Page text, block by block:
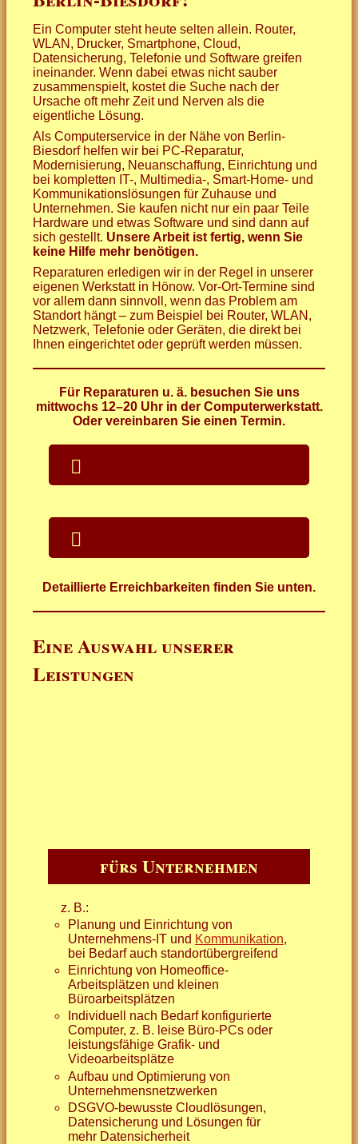
Ein Computer steht heute selten allein. Router,
WLAN, Drucker, Smartphone, Cloud,
Datensicherung, Telefonie und Software greifen
ineinander. Wenn dabei etwas nicht sauber
zusammenspielt, kostet die Suche nach der
Ursache oft mehr Zeit und Nerven als die
eigentliche Lösung.
Als Computerservice in der Nähe von Berlin-
Biesdorf helfen wir bei PC-Reparatur,
Modernisierung, Neuanschaffung, Einrichtung und
bei kompletten IT-, Multimedia-, Smart-Home- und
Kommunikationslösungen für Zuhause und
Unternehmen. Sie kaufen nicht nur ein paar Teile
Hardware und etwas Software und sind dann auf
sich gestellt. Unsere Arbeit ist fertig, wenn Sie
keine Hilfe mehr benötigen.
Reparaturen erledigen wir in der Regel in unserer
eigenen Werkstatt in Hönow. Vor-Ort-Termine sind
vor allem dann sinnvoll, wenn das Problem am
Standort hängt – zum Beispiel bei Router, WLAN,
Netzwerk, Telefonie oder Geräten, die direkt bei
Ihnen eingerichtet oder geprüft werden müssen.
Für Reparaturen u. ä. besuchen Sie uns
mittwochs 12–20 Uhr in der Computerwerkstatt.
Oder vereinbaren Sie einen Termin.
Detaillierte Erreichbarkeiten finden Sie unten.
Eine Auswahl unserer
Leistungen
fürs Unternehmen
z. B.:
Planung und Einrichtung von
Unternehmens-IT und Kommunikation,
bei Bedarf auch standortübergreifend
Einrichtung von Homeoffice-
Arbeitsplätzen und kleinen
Büroarbeitsplätzen
Individuell nach Bedarf konfigurierte
Computer, z. B. leise Büro-PCs oder
leistungsfähige Grafik- und
Videoarbeitsplätze
Aufbau und Optimierung von
Unternehmensnetzwerken
DSGVO-bewusste Cloudlösungen,
Datensicherung und Lösungen für
mehr Datensicherheit